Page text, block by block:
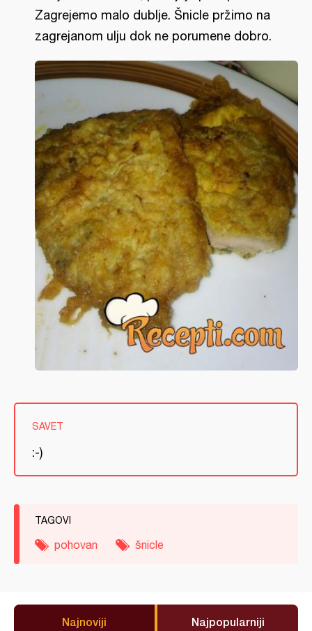
Zagrejemo malo dublje. Šnicle pržimo na
zagrejanom ulju dok ne porumene dobro.
SAVET
:-)
TAGOVI
pohovan šnicle
Najnoviji Najpopularniji